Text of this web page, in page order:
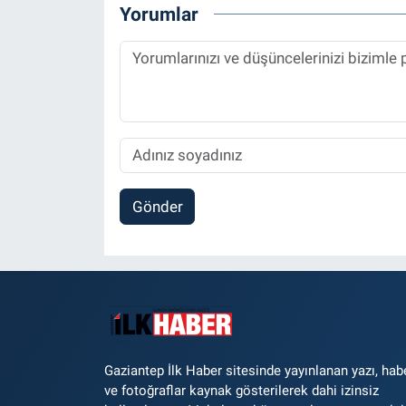
Yorumlar
Gönder
Gaziantep İlk Haber sitesinde yayınlanan yazı,
ve fotoğraflar kaynak gösterilerek dahi izinsiz